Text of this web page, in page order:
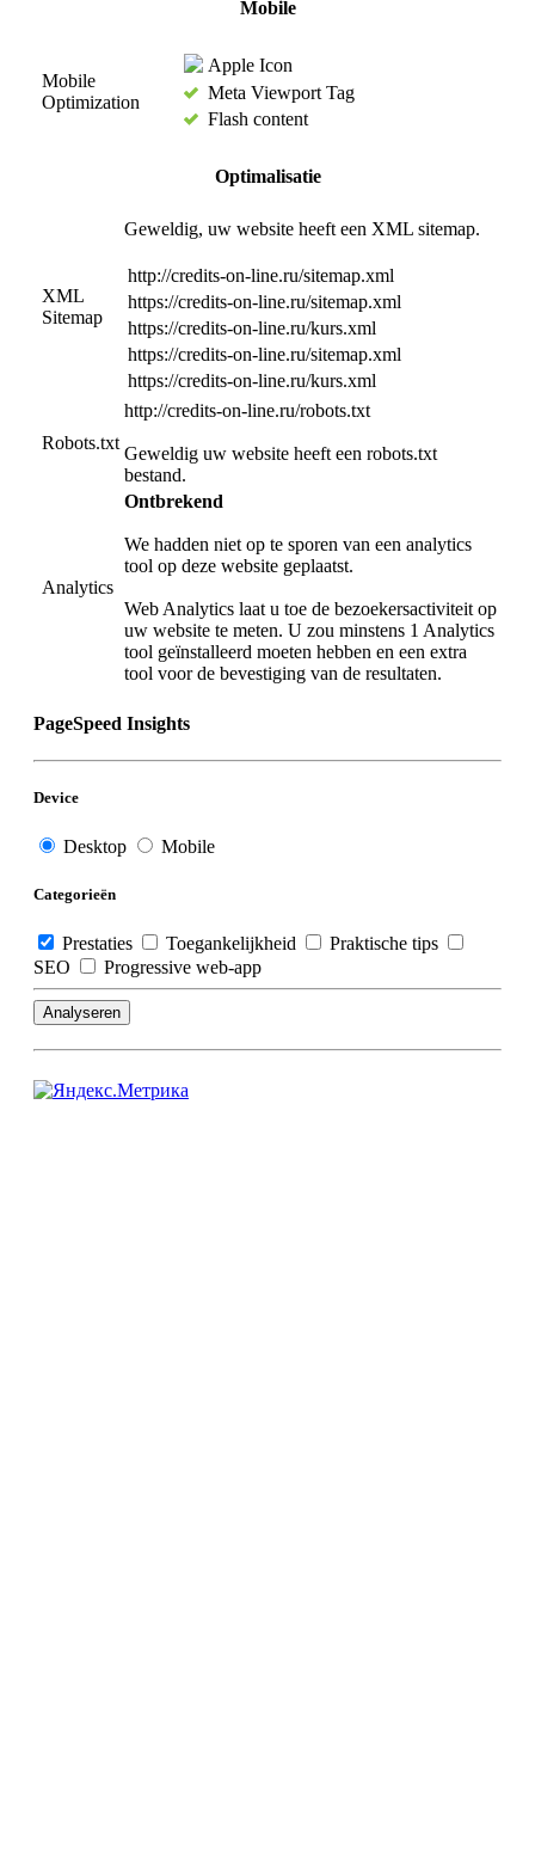
Mobile
Mobile
Optimization
Apple Icon
Meta Viewport Tag
Flash content
Optimalisatie
XML
Sitemap
Geweldig, uw website heeft een XML sitemap.
http://credits-on-line.ru/sitemap.xml
https://credits-on-line.ru/sitemap.xml
https://credits-on-line.ru/kurs.xml
https://credits-on-line.ru/sitemap.xml
https://credits-on-line.ru/kurs.xml
Robots.txt
http://credits-on-line.ru/robots.txt
Geweldig uw website heeft een robots.txt
bestand.
Analytics
Ontbrekend
We hadden niet op te sporen van een analytics
tool op deze website geplaatst.
Web Analytics laat u toe de bezoekersactiviteit op
uw website te meten. U zou minstens 1 Analytics
tool geïnstalleerd moeten hebben en een extra
tool voor de bevestiging van de resultaten.
PageSpeed Insights
Device
Desktop Mobile
Categorieën
Prestaties Toegankelijkheid
Praktische tips
SEO
Progressive web-app
Analyseren